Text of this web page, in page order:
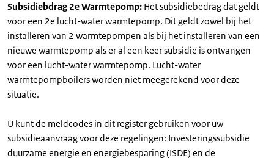
Subsidiebdrag 2e Warmtepomp: Het subsidiebedrag dat geldt
voor een 2e lucht-water warmtepomp. Dit geldt zowel bij het
installeren van 2 warmtepompen als bij het installeren van een
nieuwe warmtepomp als er al een keer subsidie is ontvangen
voor een lucht-water warmtepomp. Lucht-water
warmtepompboilers worden niet meegerekend voor deze
situatie.
U kunt de meldcodes in dit register gebruiken voor uw
subsidieaanvraag voor deze regelingen: Investeringssubsidie
duurzame energie en energiebesparing (ISDE) en de